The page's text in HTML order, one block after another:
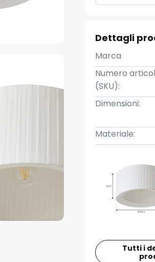
Dettagli
Marca
Numero
(SKU):
Dimensioni:
Materiale:
Tutti i